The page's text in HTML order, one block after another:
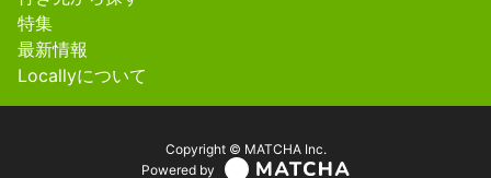
特集
最新情報
Locallyについて
Copyright © MATCHA Inc.
Powered by